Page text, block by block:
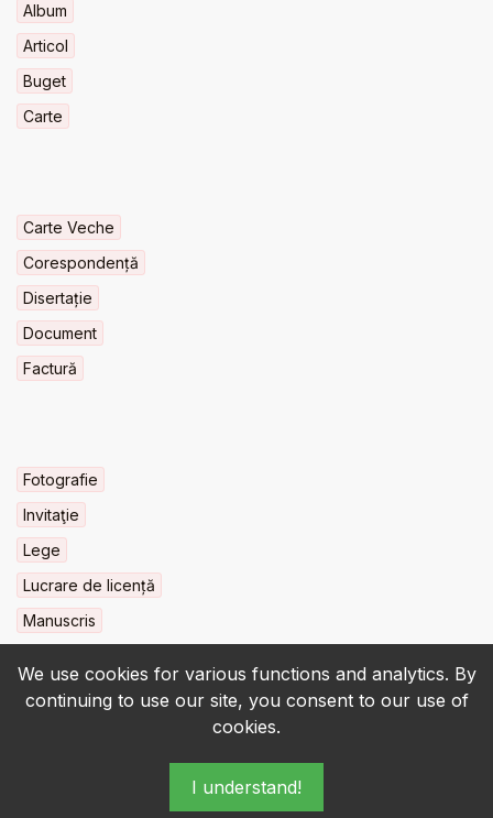
We use cookies for various functions and analytics. By
continuing to use our site, you consent to our use of
cookies.
I understand!
Album
Articol
Buget
Carte
Carte Veche
Corespondență
Disertație
Document
Factură
Fotografie
Invitaţie
Lege
Lucrare de licență
Manuscris
© 2022-2026 • BCU „Carol I” - All rights reserved.